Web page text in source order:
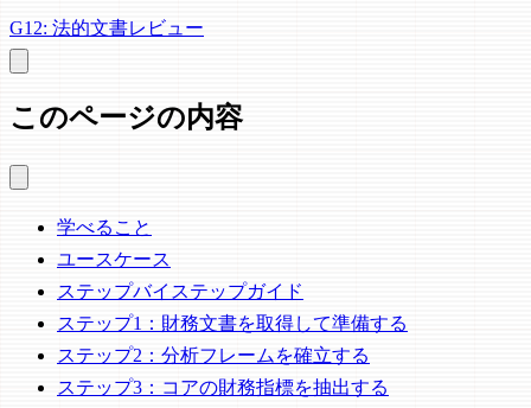
G12: 法的文書レビュー
このページの内容
学べること
ユースケース
ステップバイステップガイド
ステップ1：財務文書を取得して準備する
ステップ2：分析フレームを確立する
ステップ3：コアの財務指標を抽出する